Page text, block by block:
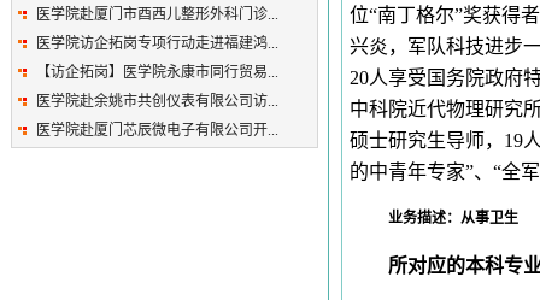
医学院赴厦门市酉西儿整形外科门诊...
医学院访企拓岗专项行动走进福建鸿...
【访企拓岗】医学院永康市同行贸易...
医学院赴余姚市共创仪表有限公司访...
医学院赴厦门芯辰微电子有限公司开...
位“南丁格尔”奖获得
兴炎，军队科技进步
20人享受国务院政府
中科院近代物理研究
硕士研究生导师，19
的中青年专家”、“全
业务描述：从事卫生
所对应的本科专